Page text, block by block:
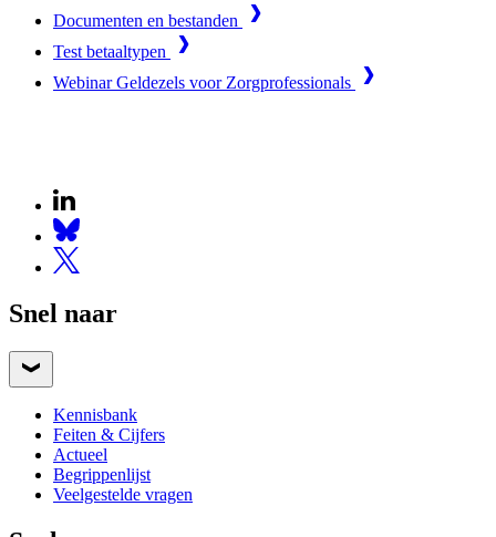
Documenten en bestanden
Test betaaltypen
Webinar Geldezels voor Zorgprofessionals
Snel naar
Kennisbank
Feiten & Cijfers
Actueel
Begrippenlijst
Veelgestelde vragen